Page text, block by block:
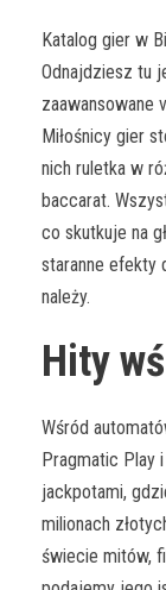
Katalog gier w
Odnajdziesz tu
zaawansowane
Miłośnicy gier
nich ruletka w
baccarat.
co skutkuje na
staranne efekty
należy.
Hity
Wśród
Pragmatic Play
jackpotami,
milionach
świecie mitów,